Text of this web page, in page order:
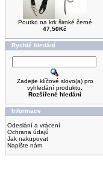
Poutko na krk široké černé
47,50Kč
Rychlé hledání
Zadejte klíčové slovo(a) pro
vyhledání produktu.
Rozšířené hledání
Informace
Odeslání a vrácení
Ochrana údajů
Jak nakupovat
Napište nám